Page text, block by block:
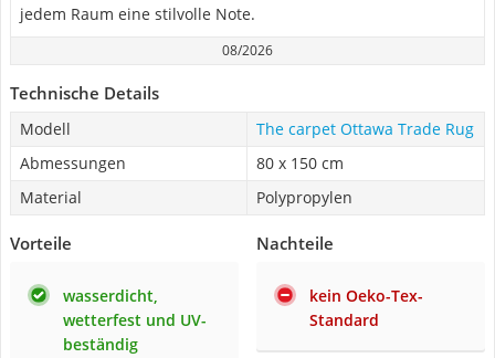
jedem Raum eine stilvolle Note.
08/2026
Technische Details
Modell
The carpet Ottawa Trade Rug
Abmessungen
80 x 150 cm
Material
Polypropylen
Vorteile
wasserdicht,
wetterfest und UV-
beständig
Nachteile
kein Oeko-Tex-
Standard